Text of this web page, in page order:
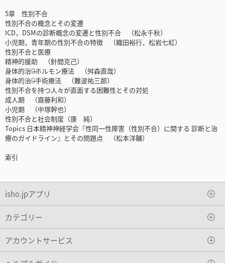
5章 性別不合
性別不合の概念とその変遷
ICD，DSMの診断概念の変遷と性別不合 （松永千秋）
小児期，青年期の性別不合の特徴 （織田裕行，松岩七虹）
性別不合と医療
精神的援助 （針間克己）
身体的治療̶ホルモン療法 （舛森直哉）
身体的治療̶手術療法 （難波祐三郎）
性別不合を持つ人々が直面する困難性とその対処
成人期 （齋藤利和）
小児期 （中塚幹也）
性別不合と社会制度（康 純）
Topics 日本精神神経学会『性同一性障害（性別不合）に関する 診断と治
療のガイドライン』とその問題点 （松本洋輔）
索引
isho.jpアプリ
カテゴリー
アカウントサービス